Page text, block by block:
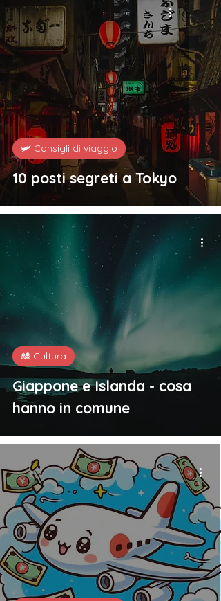
10 posti segreti a Tokyo
🛩️ Consigli di viaggio
Giappone e Islanda - cosa
hanno in comune
🎎 Cultura